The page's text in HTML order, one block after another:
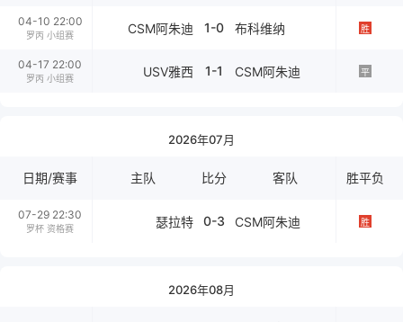
04-10 22:00
罗丙 小组赛 CSM阿朱迪 1-0 布科维纳 胜
04-17 22:00
罗丙 小组赛 USV雅西 1-1 CSM阿朱迪 平
2026年07月
日期/赛事 主队 比分 客队 胜平负
07-29 22:30
罗杯 资格赛 瑟拉特 0-3 CSM阿朱迪 胜
2026年08月